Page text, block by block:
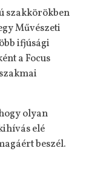
szakkörökben
Művészeti
ifjúsági
a Focus
olyan
elé
beszél.